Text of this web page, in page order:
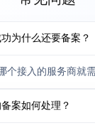
为什么还要备案？
个接入的服务商就
案如何处理？